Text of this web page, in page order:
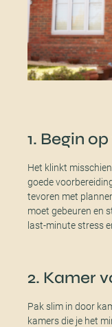
1. Begin
Het klinkt
goede
tevoren met
moet gebeuren en
last-minute stress
2. Kamer
Pak slim in door
kamers die je het